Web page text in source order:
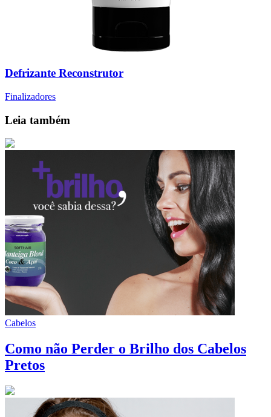
Defrizante Reconstrutor
Finalizadores
Leia também
Cabelos
Como não Perder o Brilho dos Cabelos
Pretos